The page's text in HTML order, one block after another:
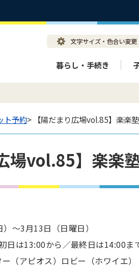
暮らし・手続き
ト予約> 【陽だまり広場vol.85】楽楽
場vol.85】楽楽
～3月13日（日曜日）
日は13:00から／最終日は14:00ま
（アピオス）ロビー（ホワイエ）